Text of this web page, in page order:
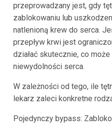
przeprowadzany jest, gdy
zablokowaniu lub
natlenioną krew do serca.
przepływ krwi jest
działać skutecznie, co
niewydolności serca.
W zależności od tego, ile
lekarz zaleci konkretne
Pojedynczy bypass: